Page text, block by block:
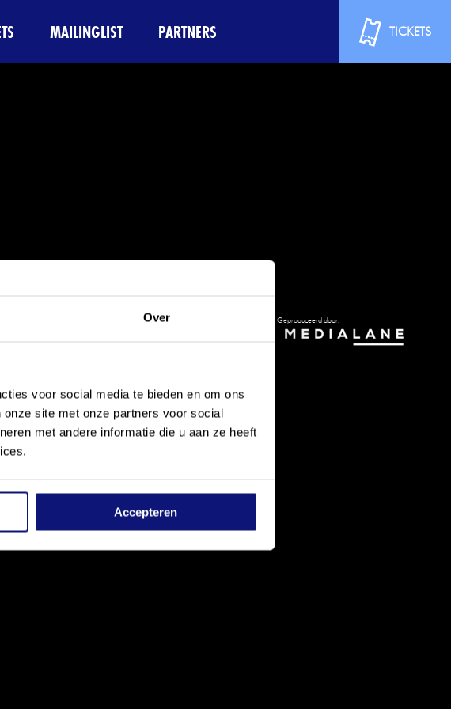
Over
voor social media te bieden en om ons
site met onze partners voor social
met andere informatie die u aan ze heeft
Accepteren
MAILINGLIST PARTNERS TICKETS
Geproduceerd door: